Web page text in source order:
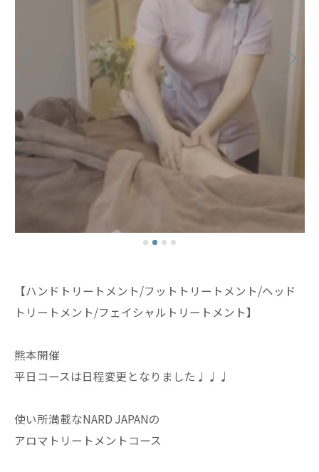
【ハンドトリートメント/フットトリートメント/ヘッド
トリートメント/フェイシャルトリートメント】
熊本開催
平日コースは日程変更となりました♩♩♩
使い所満載なNARD JAPANの
アロマトリートメントコース